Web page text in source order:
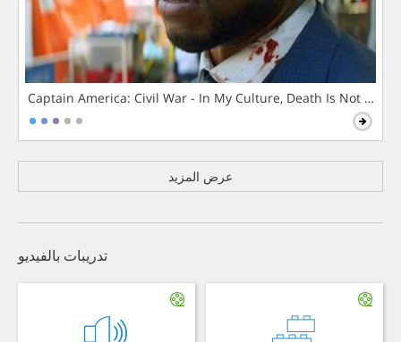
Captain America: Civil War - In My Culture, Death Is Not The
عرض المزيد
تدريبات بالفيديو